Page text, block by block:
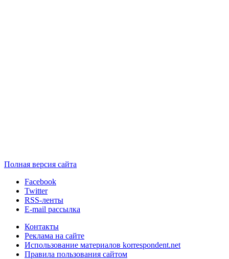
Полная версия сайта
Facebook
Twitter
RSS-ленты
E-mail рассылка
Контакты
Реклама на сайте
Использование материалов korrespondent.net
Правила пользования сайтом